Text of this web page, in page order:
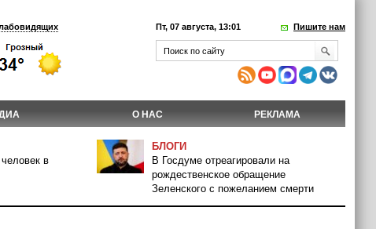
Пт, 07 августа, 13:01 Пишите нам
О НАС РЕКЛАМА
в
БЛОГИ
В Госдуме отреагировали на
рождественское обращение
Зеленского с пожеланием смерти